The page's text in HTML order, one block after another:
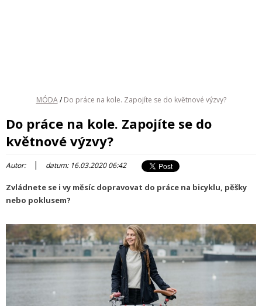
MÓDA / Do práce na kole. Zapojíte se do květnové výzvy?
Do práce na kole. Zapojíte se do
květnové výzvy?
Autor: | datum: 16.03.2020 06:42
Zvládnete se i vy měsíc dopravovat do práce na bicyklu, pěšky
nebo poklusem?